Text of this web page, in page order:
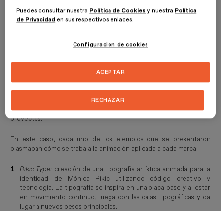
gráfico animado, Thru Studio, tiene como lema“Design Thru
Motion”, diseñar conceptos, historias, marcas, a través de la
ESDESIGN, los invitados,David Galar, Fundador y Director
creativo de Thru y Director del Máster en Motion Graphics;
Grullón, Motion Designer en Thru y Tutor de TFM del Máster en
Motion Graphics; y Olivier Estevez, Motion Designer en Thru,
presentan tres case studies, así como la manera en la que innovan,
y las herramientas y softwares que utilizan para elaborar sus
proyectos.
En este caso, cada uno de los ejemplos que se presentaron
plasmaban cómo se trabaja la animación aplicada a cada marca:
Rikic Type: creación de una tipografía artística animada para la
identidad de Mónica Rikic utilizando código creativo y
tecnología. La tipografía se inspira en una placa base y al estar
en movimiento continuo, juega con las cajas tipográficas y da
lugar a nuevos pesos principales.
Puedes consultar nuestra Política de Cookies y nuestra Política
de Privacidad en sus respectivos enlaces.
Configuración de cookies
RECHAZAR
ACEPTAR